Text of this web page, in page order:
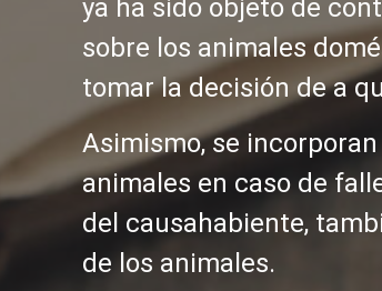
ya ha sido objeto de
sobre los animales
tomar la decisión de a
Asimismo, se
animales en caso de
del causahabiente,
de los animales.